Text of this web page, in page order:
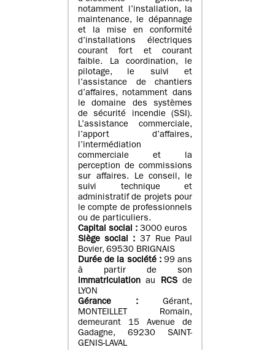
notamment l’installation, la
maintenance, le dépannage
et la mise en conformité
d’installations électriques
courant fort et courant
faible. La coordination, le
pilotage, le suivi et
l’assistance de chantiers
d’affaires, notamment dans
le domaine des systèmes
de sécurité incendie (SSI).
L’assistance commerciale,
l’apport d’affaires,
l’intermédiation
commerciale et la
perception de commissions
sur affaires. Le conseil, le
suivi technique et
administratif de projets pour
le compte de professionnels
ou de particuliers.
Capital social : 3000 euros
Siège social : 37 Rue Paul
Bovier, 69530 BRIGNAIS
Durée de la société : 99 ans
à partir de son
immatriculation au RCSde
LYON
Gérance :
Gérant,
MONTEILLET Romain,
demeurant 15 Avenue de
Gadagne, 69230 SAINT-
GENIS-LAVAL